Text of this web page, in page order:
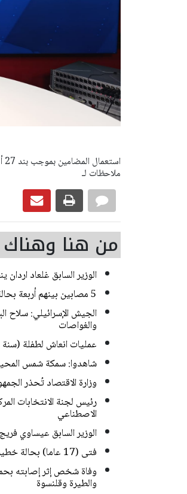
ملاحظات لـ
من هنا وهناك
الوزير السابق غلعاد
5 مصابين بينهم أربعة بحالة خطيرة جراء حادث طرق على شارع 508 في غور الأردن
الجيش الإسرائيلي: سلاح
والغواصات
عمليات انعاش لطفلة
شاهدوا: سمكة شمس
وزارة الاقتصاد تُحذر
رئيس لجنة الانتخابات
الاصطناعي
الوزير السابق عيساوي
فتى (17 عاما) بحالة خطيرة جراء حادثة عنف في القدس
وفاة شخص إثر إصابته
والطيرة وقلنسوة